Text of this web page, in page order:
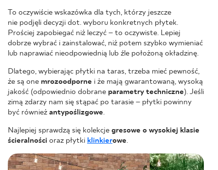
To oczywiście wskazówka dla tych, którzy jeszcze
nie podjęli decyzji dot. wyboru konkretnych płytek.
Prościej zapobiegać niż leczyć – to oczywiste. Lepiej
dobrze wybrać i zainstalować, niż potem szybko wymieniać
lub naprawiać nieodpowiednią lub źle położoną okładzinę.
Dlatego, wybierając płytki na taras, trzeba mieć pewność,
że są one mrozoodporne i że mają gwarantowaną, wysoką
jakość (odpowiednio dobrane parametry techniczne). Jeśli
zimą zdarzy nam się stąpać po tarasie – płytki powinny
być również antypoślizgowe.
Najlepiej sprawdzą się kolekcje gresowe o wysokiej klasie
ścieralności oraz płytki klinkierowe.